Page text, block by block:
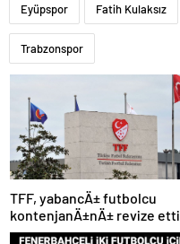
Eyüpspor Fatih Kulaksız
Trabzonspor
TFF, yabancÄ± futbolcu
kontenjanÄ±nÄ± revize etti